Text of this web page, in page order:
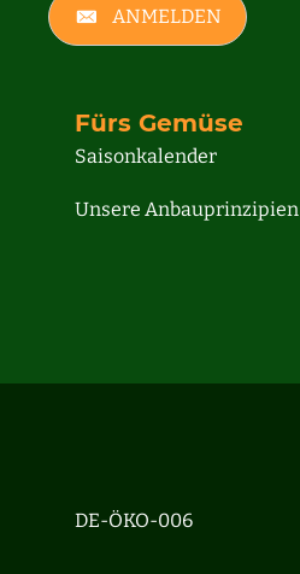
ANMELDEN
Fürs Gemüse
Saisonkalender
Unsere Anbauprinzipien
DE-ÖKO-006